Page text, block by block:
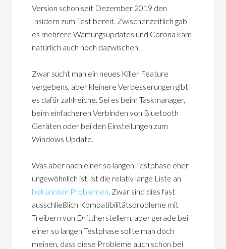
Version schon seit Dezember 2019 den
Insidern zum Test bereit. Zwischenzeitlich gab
es mehrere Wartungsupdates und Corona kam
natürlich auch noch dazwischen.
Zwar sucht man ein neues Killer Feature
vergebens, aber kleinere Verbesserungen gibt
es dafür zahlreiche. Sei es beim Taskmanager,
beim einfacheren Verbinden von Bluetooth
Geräten oder bei den Einstellungen zum
Windows Update.
Was aber nach einer so langen Testphase eher
ungewöhnlich ist, ist die relativ lange Liste an
bekannten Problemen. Zwar sind dies fast
ausschließlich Kompatibilitätsprobleme mit
Treibern von Drittherstellern, aber gerade bei
einer so langen Testphase sollte man doch
meinen, dass diese Probleme auch schon bei